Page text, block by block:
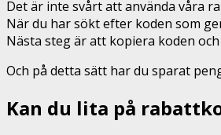
Det är inte svårt att använda våra
När du har sökt efter koden som
Nästa steg är att kopiera koden
Och på detta sätt har du sparat
Kan du lita på